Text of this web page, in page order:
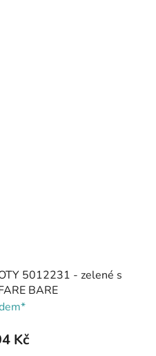
5012231 - zelené s
BARE
Kč